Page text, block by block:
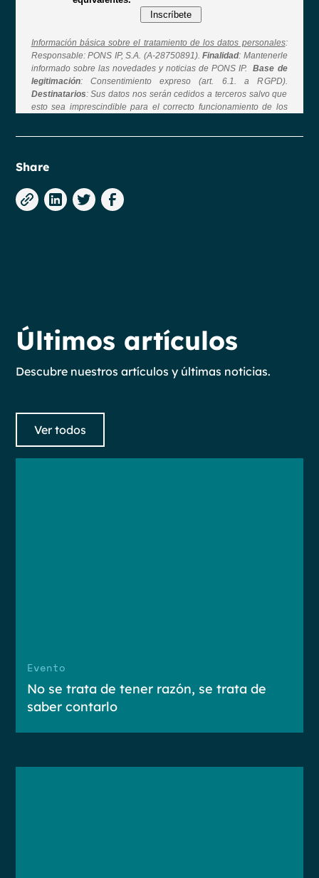
Share
Últimos artículos
Descubre nuestros artículos y últimas noticias.
Ver todos
Evento
No se trata de tener razón, se trata de
saber contarlo